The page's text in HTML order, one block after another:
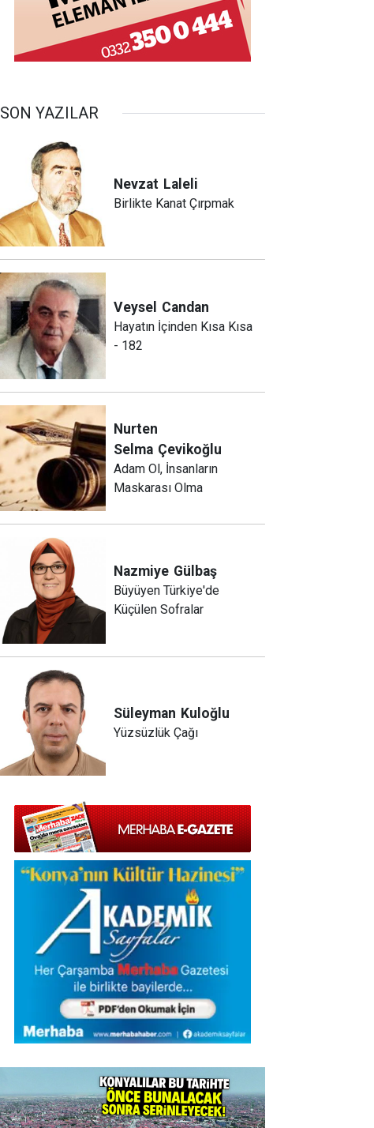
SON YAZILAR
Nevzat Laleli
Birlikte Kanat Çırpmak
Veysel Candan
Hayatın İçinden Kısa Kısa
- 182
Nurten
Selma Çevikoğlu
Adam Ol, İnsanların
Maskarası Olma
Nazmiye Gülbaş
Büyüyen Türkiye'de
Küçülen Sofralar
Süleyman Kuloğlu
Yüzsüzlük Çağı